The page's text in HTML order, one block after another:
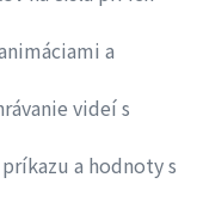
a
videí s
a hodnoty s